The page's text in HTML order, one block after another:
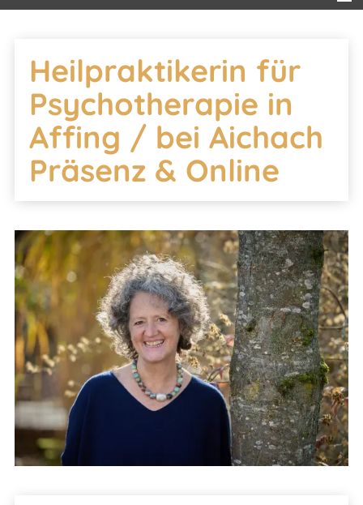
Heilpraktikerin für
Psychotherapie in
Affing / bei Aichach
Präsenz & Online